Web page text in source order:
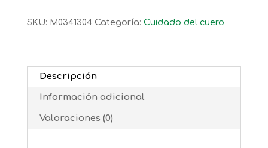
BARRA
250
SKU: M0341304 Categoría: Cuidado del cuero
Descripción
Información adicional
Valoraciones (0)